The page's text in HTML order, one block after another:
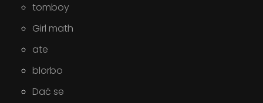
tomboy
Girl math
ate
blorbo
Dać se